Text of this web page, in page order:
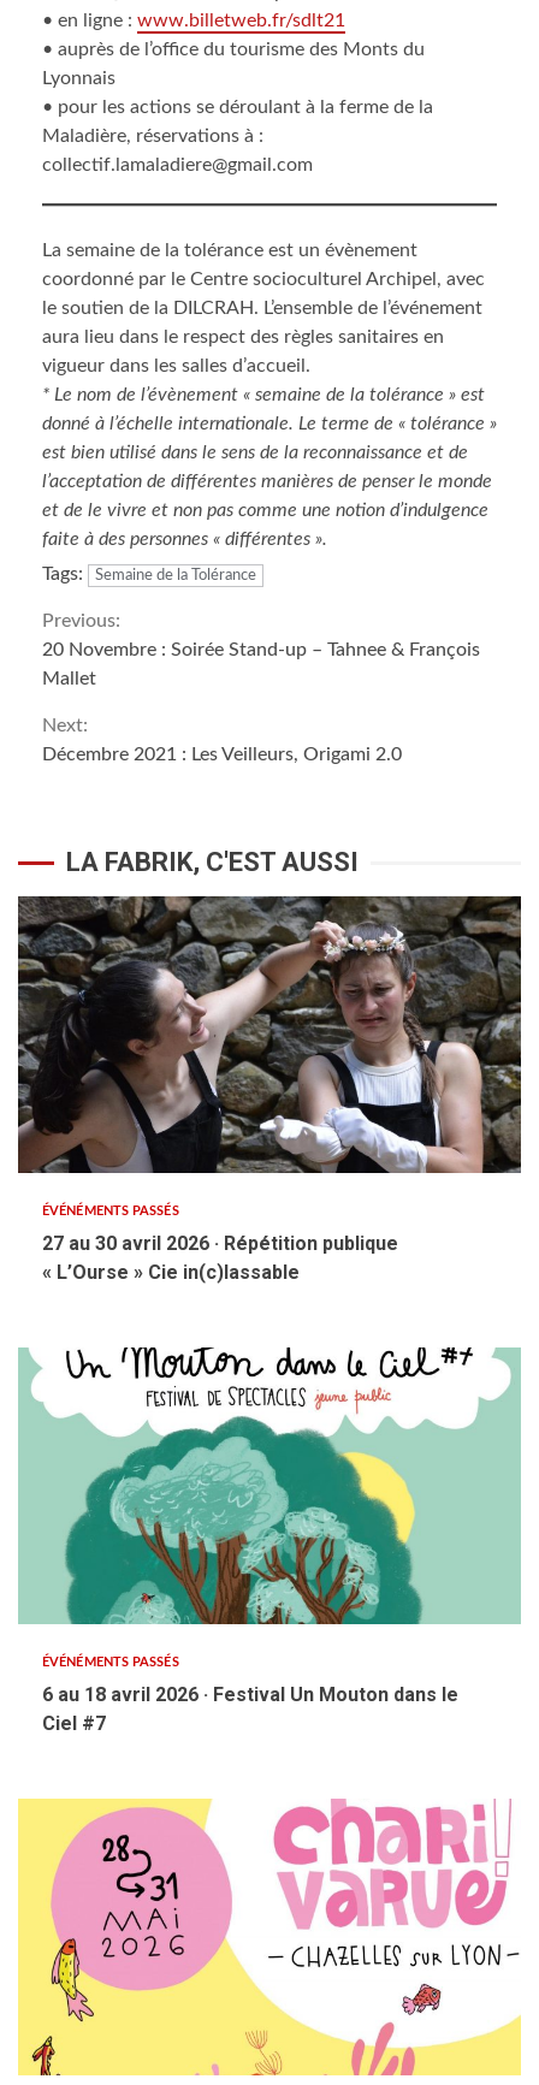
• en ligne : www.billetweb.fr/sdlt21
• auprès de l’office du tourisme des Monts du
Lyonnais
• pour les actions se déroulant à la ferme de la
Maladière, réservations à :
collectif.lamaladiere@gmail.com
La semaine de la tolérance est un évènement
coordonné par le Centre socioculturel Archipel, avec
le soutien de la DILCRAH. L’ensemble de l’événement
aura lieu dans le respect des règles sanitaires en
vigueur dans les salles d’accueil.
* Le nom de l’évènement « semaine de la tolérance » est
donné à l’échelle internationale. Le terme de « tolérance »
est bien utilisé dans le sens de la reconnaissance et de
l’acceptation de différentes manières de penser le monde
et de le vivre et non pas comme une notion d’indulgence
faite à des personnes « différentes ».
Tags:
Semaine de la Tolérance
Continue
Reading
Previous:
20 Novembre : Soirée Stand-up – Tahnee & François
Mallet
Next:
Décembre 2021 : Les Veilleurs, Origami 2.0
LA FABRIK, C'EST AUSSI
ÉVÉNÉMENTS PASSÉS
27 au 30 avril 2026 · Répétition publique
« L’Ourse » Cie in(c)lassable
ÉVÉNÉMENTS PASSÉS
6 au 18 avril 2026 · Festival Un Mouton dans le
Ciel #7